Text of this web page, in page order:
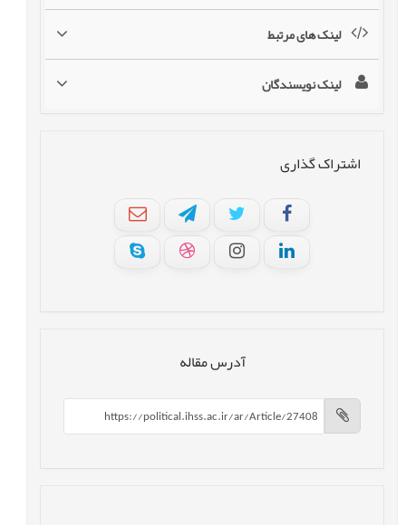
لینک های مرتبط
لینک نویسندگان
اشتراک گذاری
آدرس مقاله